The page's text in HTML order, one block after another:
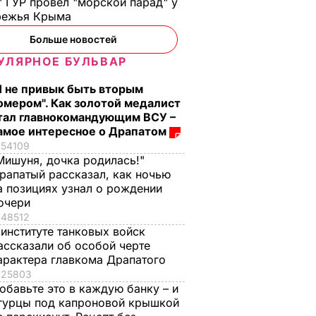
7 августа, 15.35БУЛЬВАР
Крыма
Больше новостей
БУЛЬВАР
не привык быть вторым
Как золотой медалист
главнокомандующим ВСУ –
интересное о Драпатом
54109
дочка родилась!"
рассказал, как ночью
позициях узнал о рождении
48512
танковых войск
об особой черте
главкома Драпатого
25803
это в каждую банку – и
под капроновой крышкой